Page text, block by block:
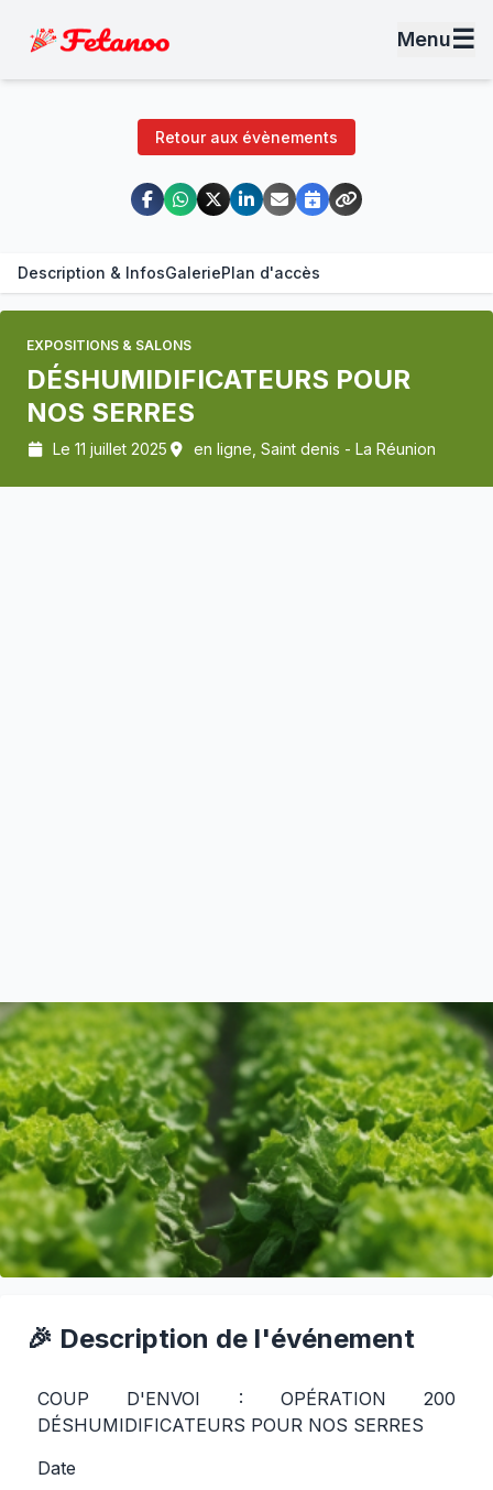
Menu☰
Retour aux évènements
Description & InfosGaleriePlan d'accès
EXPOSITIONS & SALONS
DÉSHUMIDIFICATEURS POUR
NOS SERRES
Le 11 juillet 2025 en ligne, Saint denis - La Réunion
🎉 Description de l'événement
COUP D'ENVOI : OPÉRATION 200
DÉSHUMIDIFICATEURS POUR NOS SERRES
Date